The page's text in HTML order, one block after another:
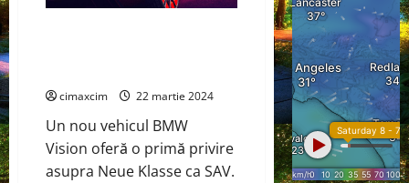
cimaxcim 22 martie 2024
Un nou vehicul BMW
Vision oferă o primă privire
asupra Neue Klasse ca SAV.